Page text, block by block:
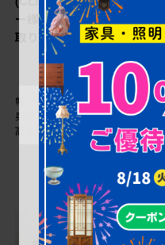
ー様式 1人掛けソファを買
取りました。
幅：0㎜
奥行：0㎜
高さ：0㎜